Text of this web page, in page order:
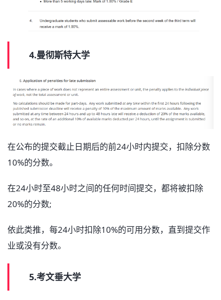
4.曼彻斯特大学
在公布的提交截止日期后的前24小时内提交，扣除分数
10%的分数。
在24小时至48小时之间的任何时间提交，都将被扣除
20%的分数;
依此类推，每24小时扣除10%的可用分数，直到提交作
业或没有分数。
5.考文垂大学